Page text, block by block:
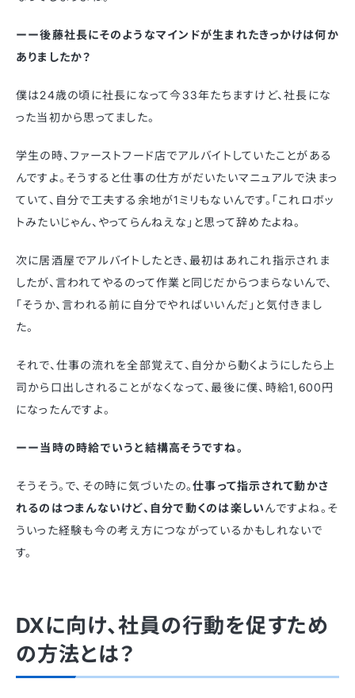
ーー後藤社長にそのようなマインドが生まれたきっかけは何か
ありましたか？
僕は24歳の頃に社長になって今33年たちますけど、社長にな
った当初から思ってました。
学生の時、ファーストフード店でアルバイトしていたことがある
んですよ。そうすると仕事の仕方がだいたいマニュアルで決まっ
ていて、自分で工夫する余地が1ミリもないんです。「これロボッ
トみたいじゃん、やってらんねえな」と思って辞めたよね。
次に居酒屋でアルバイトしたとき、最初はあれこれ指示されま
したが、言われてやるのって作業と同じだからつまらないんで、
「そうか、言われる前に自分でやればいいんだ」と気付きまし
た。
それで、仕事の流れを全部覚えて、自分から動くようにしたら上
司から口出しされることがなくなって、最後に僕、時給1,600円
になったんですよ。
ーー当時の時給でいうと結構高そうですね。
そうそう。で、その時に気づいたの。仕事って指示されて動かさ
れるのはつまんないけど、自分で動くのは楽しいんですよね。そ
ういった経験も今の考え方につながっているかもしれないで
す。
DXに向け、社員の行動を促すため
の方法とは？